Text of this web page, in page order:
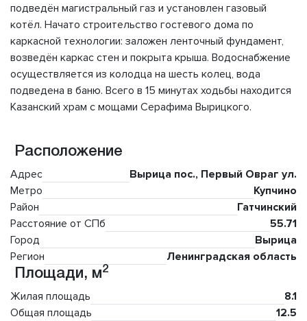
подведён магистральный газ и установлен газовый
котёл. Начато строительство гостевого дома по
каркасной технологии: заложен ленточный фундамент,
возведён каркас стен и покрыта крыша. Водоснабжение
осуществляется из колодца на шесть колец, вода
подведена в баню. Всего в 15 минутах ходьбы находится
Казанский храм с мощами Серафима Вырицкого.
Расположение
Адрес
Вырица пос., Первый Овраг ул.
Метро
Купчино
Район
Гатчинский
Расстояние от СПб
55.71
Город
Вырица
Регион
Ленинградская область
Площади, м2
Жилая площадь
8.1
Общая площадь
12.5